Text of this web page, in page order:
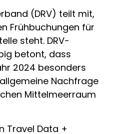
(DRV) teilt mit,
Frühbuchungen für
steht. DRV-
betont, dass
2024 besonders
Nachfrage
Mittelmeerraum
Travel Data +